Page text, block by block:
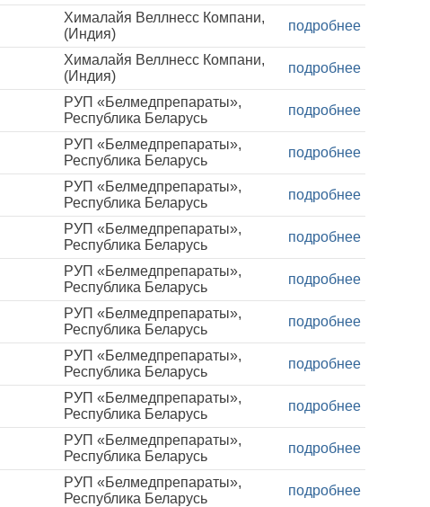
Хималайя Веллнесс Компани,
(Индия)
подробнее
Хималайя Веллнесс Компани,
(Индия)
подробнее
РУП «Белмедпрепараты»,
Республика Беларусь
подробнее
РУП «Белмедпрепараты»,
Республика Беларусь
подробнее
РУП «Белмедпрепараты»,
Республика Беларусь
подробнее
РУП «Белмедпрепараты»,
Республика Беларусь
подробнее
РУП «Белмедпрепараты»,
Республика Беларусь
подробнее
РУП «Белмедпрепараты»,
Республика Беларусь
подробнее
РУП «Белмедпрепараты»,
Республика Беларусь
подробнее
РУП «Белмедпрепараты»,
Республика Беларусь
подробнее
РУП «Белмедпрепараты»,
Республика Беларусь
подробнее
РУП «Белмедпрепараты»,
Республика Беларусь
подробнее